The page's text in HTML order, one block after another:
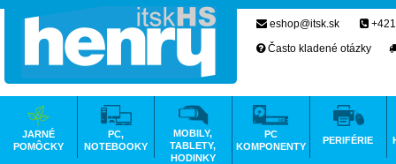
eshop@itsk.sk
Často kladené otázky
JARNÉ
POMÔCKY
PC,
NOTEBOOKY
MOBILY,
TABLETY,
HODINKY
PC
KOMPONENTY
PERIFÉRIE